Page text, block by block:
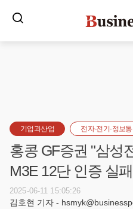
기업과산업 전자·전기·정보
홍콩 GF증권 "삼성
M3E 12단 인증 실
2025-06-11 15:05:26
김호현 기자 -